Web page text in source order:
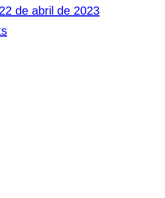
22 de abril de 2023